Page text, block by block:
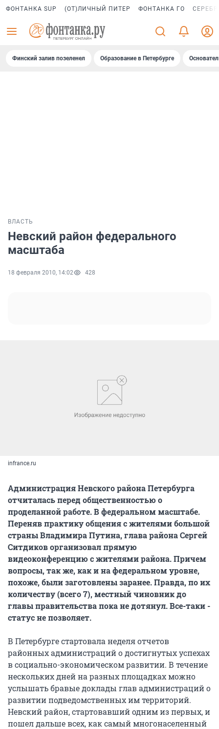
ФОНТАНКА SUP (ОТ)ЛИЧНЫЙ ПИТЕР ФОНТАНКА ГО
Финский залив позеленел Образование в Петербурге
ВЛАСТЬ
Невский район федерального
масштаба
18 февраля 2010, 14:02 428
infrance.ru
Администрация Невского района Петербурга
отчиталась перед общественностью о
проделанной работе. В федеральном масштабе.
Переняв практику общения с жителями большой
страны Владимира Путина, глава района Сергей
Ситдиков организовал прямую
видеоконференцию с жителями района. Причем
вопросы, так же, как и на федеральном уровне,
похоже, были заготовлены заранее. Правда, по их
количеству (всего 7), местный чиновник до
главы правительства пока не дотянул. Все-таки -
статус не позволяет.
В Петербурге стартовала неделя отчетов
районных администраций о достигнутых успехах
в социально-экономическом развитии. В течение
нескольких дней на разных площадках можно
услышать бравые доклады глав администраций о
развитии подведомственных им территорий.
Невский район, стартовавший одним из первых, и
пошел дальше всех, как самый многонаселенный